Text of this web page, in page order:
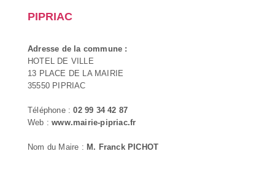
PIPRIAC
Adresse de la commune :
HOTEL DE VILLE
13 PLACE DE LA MAIRIE
35550 PIPRIAC
Téléphone :02 99 34 42 87
Web :www.mairie-pipriac.fr
Nom du Maire : M. Franck PICHOT